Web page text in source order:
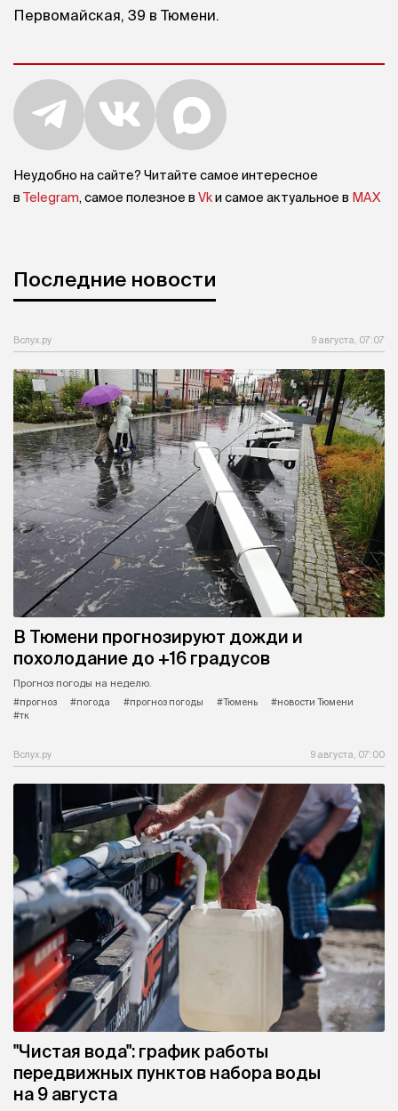
Первомайская, 39 в Тюмени.
Неудобно на сайте? Читайте самое интересное
в Telegram, самое полезное в Vkи самое актуальное в MAX
Последние новости
Вслух.ру 9 августа, 07:07
В Тюмени прогнозируют дожди и
похолодание до +16 градусов
Прогноз погоды на неделю.
#прогноз
#погода #прогноз погоды #Тюмень
#новости Тюмени
#тк
Вслух.ру 9 августа, 07:00
"Чистая вода": график работы
передвижных пунктов набора воды
на 9 августа